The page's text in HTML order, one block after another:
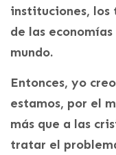
instituciones,
de las
mundo.
Entonces, yo
estamos, por el
más que a las
tratar el